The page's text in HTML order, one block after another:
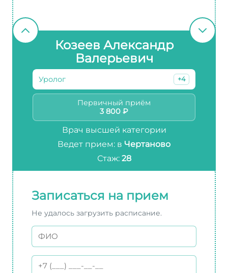
Козеев Александр
Валерьевич
Уролог +4
Первичный приём
3 800 ₽
Врач высшей категории
Ведет прием: в Чертаново
Стаж: 28
Записаться на прием
Не удалось загрузить расписание.